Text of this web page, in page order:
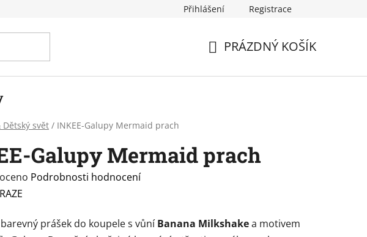
údajů Přihlášení Registrace
PRÁZDNÝ KOŠÍK
Dětský svět / INKEE-Galupy Mermaid prach
Galupy Mermaid prach
Podrobnosti hodnocení
prášek do koupele s vůníBanana Milkshakea motivem